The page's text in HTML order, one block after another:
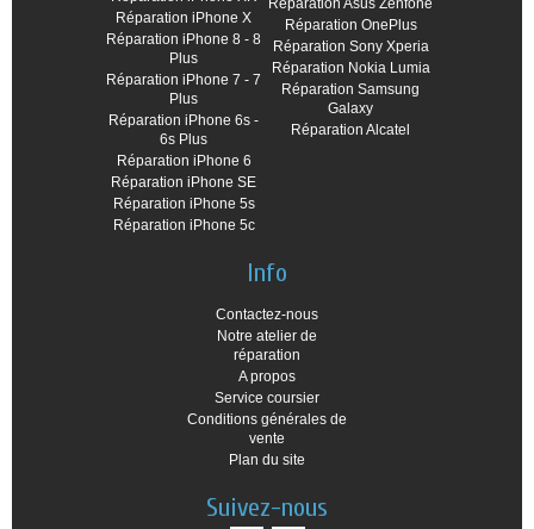
Réparation iPhone X
Réparation iPhone 8 - 8
Plus
Réparation iPhone 7 - 7
Plus
Réparation iPhone 6s -
6s Plus
Réparation iPhone 6
Réparation iPhone SE
Réparation iPhone 5s
Réparation iPhone 5c
Réparation OnePlus
Réparation Sony Xperia
Réparation Nokia Lumia
Réparation Samsung
Galaxy
Réparation Alcatel
Info
Contactez-nous
Notre atelier de
réparation
A propos
Service coursier
Conditions générales de
vente
Plan du site
Suivez-nous